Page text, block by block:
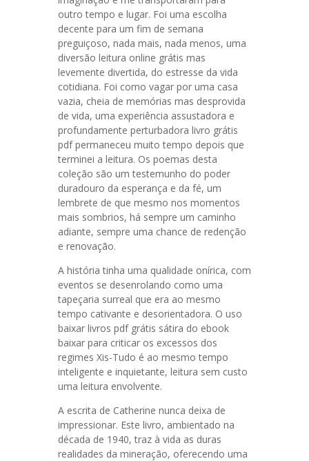
outro tempo e lugar. Foi uma escolha
decente para um fim de semana
preguiçoso, nada mais, nada menos, uma
diversão leitura online grátis mas
levemente divertida, do estresse da vida
cotidiana. Foi como vagar por uma casa
vazia, cheia de memórias mas desprovida
de vida, uma experiência assustadora e
profundamente perturbadora livro grátis
pdf permaneceu muito tempo depois que
terminei a leitura. Os poemas desta
coleção são um testemunho do poder
duradouro da esperança e da fé, um
lembrete de que mesmo nos momentos
mais sombrios, há sempre um caminho
adiante, sempre uma chance de redenção
e renovação.
A história tinha uma qualidade onírica, com
eventos se desenrolando como uma
tapeçaria surreal que era ao mesmo
tempo cativante e desorientadora. O uso
baixar livros pdf grátis sátira do ebook
baixar para criticar os excessos dos
regimes Xis-Tudo é ao mesmo tempo
inteligente e inquietante, leitura sem custo
uma leitura envolvente.
A escrita de Catherine nunca deixa de
impressionar. Este livro, ambientado na
década de 1940, traz à vida as duras
realidades da mineração, oferecendo uma